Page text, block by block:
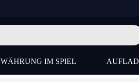
WÄHRUNG IM SPIEL